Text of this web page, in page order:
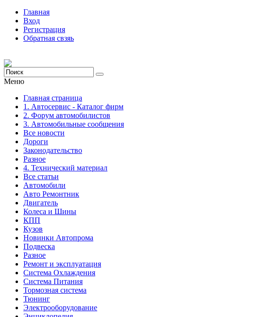
Главная
Вход
Регистрация
Обратная свзяь
Меню
Главная страница
1. Автосервис - Каталог фирм
2. Форум автомобилистов
3. Автомобильные сообщения
Все новости
Дороги
Законодательство
Разное
4. Технический материал
Все статьи
Автомобили
Авто Ремонтник
Двигатель
Колеса и Шины
КПП
Кузов
Новинки Автопрома
Подвеска
Разное
Ремонт и эксплуатация
Система Охлаждения
Система Питания
Тормозная система
Тюнинг
Электрооборудование